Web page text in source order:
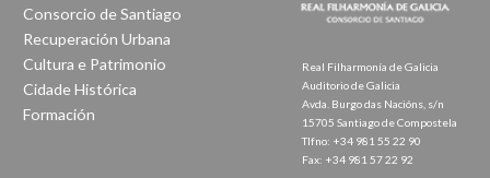
Consorcio de Santiago
Recuperación Urbana
Cultura e Patrimonio
Cidade Histórica
Formación
Real Filharmonía de Galicia
Auditorio de Galicia
Avda. Burgo das Nacións, s/n
15705 Santiago de Compostela
Tlfno: +34 981 55 22 90
Fax: +34 981 57 22 92